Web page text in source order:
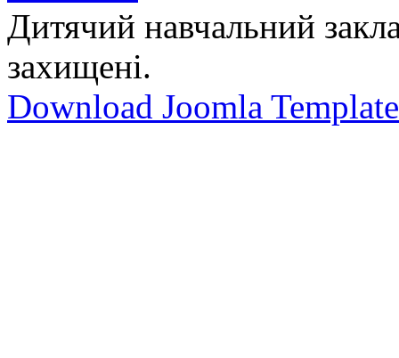
Дитячий навчальний
захищені.
Download Joomla